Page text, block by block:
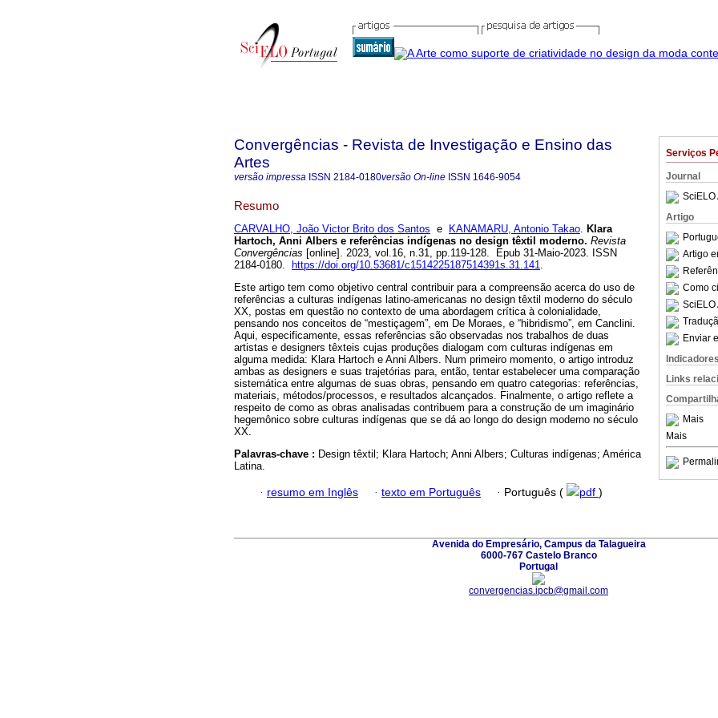
Serviços
Journal
SciELO
Artigo
Artigo
Como
SciELO
Enviar
Indicadores
Links
Mais
Mais
Convergências - Revista de Investigação e Ensino das
Artes
versão impressa ISSN 2184-0180versão On-line ISSN 1646-9054
Resumo
CARVALHO, João Victor Brito dos Santos e KANAMARU, Antonio Takao. Klara
Hartoch, Anni Albers e referências indígenas no design têxtil moderno. Revista
Convergências [online]. 2023, vol.16, n.31, pp.119-128. Epub 31-Maio-2023. ISSN
2184-0180.
https://doi.org/10.53681/c1514225187514391s.31.141.
Este artigo tem como objetivo central contribuir para a compreensão acerca do uso de
referências a culturas indígenas latino-americanas no design têxtil moderno do século
XX, postas em questão no contexto de uma abordagem crítica à colonialidade,
pensando nos conceitos de “mestiçagem”, em De Moraes, e “hibridismo”, em Canclini.
Aqui, especificamente, essas referências são observadas nos trabalhos de duas
artistas e designers têxteis cujas produções dialogam com culturas indígenas em
alguma medida: Klara Hartoch e Anni Albers. Num primeiro momento, o artigo introduz
ambas as designers e suas trajetórias para, então, tentar estabelecer uma comparação
sistemática entre algumas de suas obras, pensando em quatro categorias: referências,
materiais, métodos/processos, e resultados alcançados. Finalmente, o artigo reflete a
respeito de como as obras analisadas contribuem para a construção de um imaginário
hegemônico sobre culturas indígenas que se dá ao longo do design moderno no século
XX.
Palavras-chave : Design têxtil; Klara Hartoch; Anni Albers; Culturas indígenas; América
Latina.
· resumo em Inglês · texto em Português · Português ( pdf )
Avenida do Empresário, Campus da Talagueira
6000-767 Castelo Branco
Portugal
convergencias.ipcb@gmail.com